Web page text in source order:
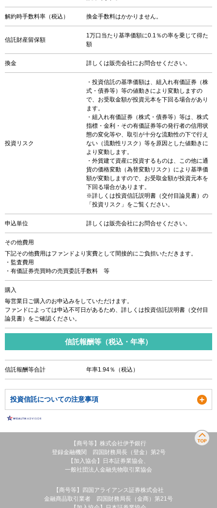
解約時手数料率（税込） 換金手数料はかかりません。
信託財産留保額
1万口当たり基準価額に0.1％の率を乗じて得た
額
換金 詳しくは販売会社にお問合せください。
投資リスク
・投資信託の基準価額は、組入れ有価証券（株
式・債券等）等の値動きにより変動しますの
で、お受取金額が投資元本を下回る場合があり
ます。
・組入れ有価証券（株式・債券等）等は、株式
指標・金利・その有価証券等の発行者の信用状
態の変化等や、取引が十分な流動性の下で行え
ない（流動性リスク）等を原因とした値動きに
より変動します。
・外貨建て資産に投資するものは、この他に通
貨の価格変動（為替変動リスク）により基準価
額が変動しますので、お受取金額が投資元本を
下回る場合があります。
※詳しくは投資信託説明書（交付目論見書）の
「投資リスク」をご覧ください。
申込単位 詳しくは販売会社にお問合せください。
その他費用
下記その他費用はファンドより実費として間接的にご負担いただきます。
・監査費用
・有価証券売買時の売買委託手数料 等
購入
毎営業日ご購入のお申込みをしていただけます。
ファンドによっては申込不可日があるため、詳しくは投資信託説明書（交付目
論見書）をご確認ください。
信託報酬等（税込・年率）
信託報酬等合計 年率1.94％（税込）
投資信託についての注意事項
【商号等】株式会社伊予銀行
登録金融機関 四国財務局長（登金）第2号
【加入協会】日本証券業協会、
一般社団法人金融先物取引業協会
【商号等】四国アライアンス証券株式会社
金融商品取引業者 四国財務局長（金商）第21号